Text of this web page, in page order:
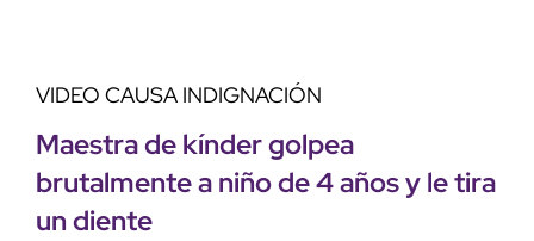
VIDEO CAUSA INDIGNACIÓN
Maestra de kínder golpea
brutalmente a niño de 4 años y le tira
un diente